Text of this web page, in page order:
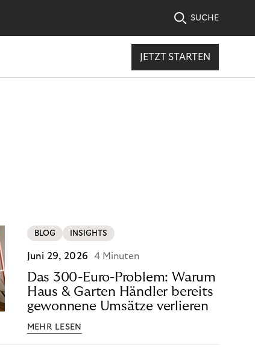
SUCHE
JETZT STARTEN
BLOG INSIGHTS
Juni 29, 2026 4 Minuten
Das 300-Euro-Problem: Warum
Haus & Garten Händler bereits
gewonnene Umsätze verlieren
MEHR LESEN